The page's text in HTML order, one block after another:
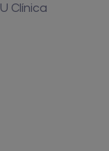
Clínica